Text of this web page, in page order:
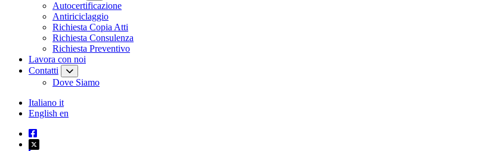
Autocertificazione
Antiriciclaggio
Richiesta Copia Atti
Richiesta Consulenza
Richiesta Preventivo
Lavora con noi
Contatti
Dove Siamo
Italiano it
English en